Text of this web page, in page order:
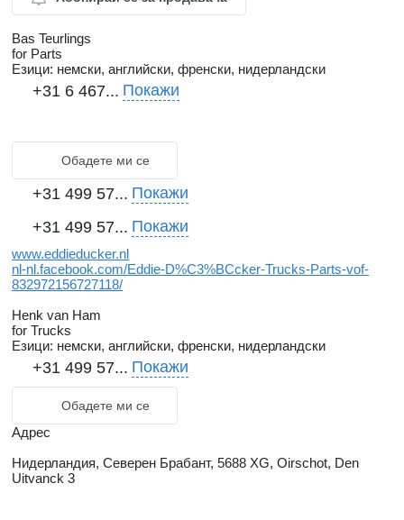
Bas Teurlings
for Parts
Езици: немски, английски, френски, нидерландски
+31 6 467... Покажи
Обадете ми се
+31 499 57... Покажи
+31 499 57... Покажи
www.eddieducker.nl
nl-nl.facebook.com/Eddie-D%C3%BCcker-Trucks-Parts-vof-
832972156727118/
Henk van Ham
for Trucks
Езици: немски, английски, френски, нидерландски
+31 499 57... Покажи
Обадете ми се
Адрес
Нидерландия, Северен Брабант, 5688 XG, Oirschot, Den
Uitvanck 3